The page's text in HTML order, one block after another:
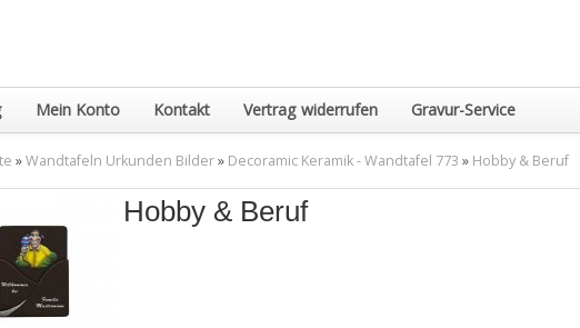
Mein Konto Kontakt Vertrag widerrufen Gravur-Service
»Wandtafeln Urkunden Bilder» Decoramic Keramik - Wandtafel 773 » Hobby & Beruf
Hobby & Beruf